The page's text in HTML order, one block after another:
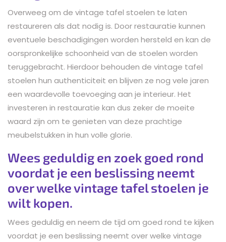
Overweeg om de vintage tafel stoelen te laten
restaureren als dat nodig is. Door restauratie kunnen
eventuele beschadigingen worden hersteld en kan de
oorspronkelijke schoonheid van de stoelen worden
teruggebracht. Hierdoor behouden de vintage tafel
stoelen hun authenticiteit en blijven ze nog vele jaren
een waardevolle toevoeging aan je interieur. Het
investeren in restauratie kan dus zeker de moeite
waard zijn om te genieten van deze prachtige
meubelstukken in hun volle glorie.
Wees geduldig en zoek goed rond
voordat je een beslissing neemt
over welke vintage tafel stoelen je
wilt kopen.
Wees geduldig en neem de tijd om goed rond te kijken
voordat je een beslissing neemt over welke vintage